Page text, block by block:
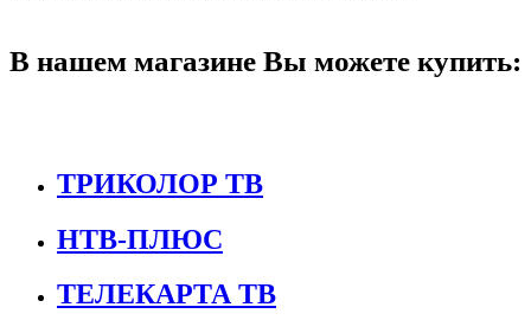
В нашем магазине Вы можете купить:
ТРИКОЛОР ТВ
НТВ-ПЛЮС
ТЕЛЕКАРТА ТВ